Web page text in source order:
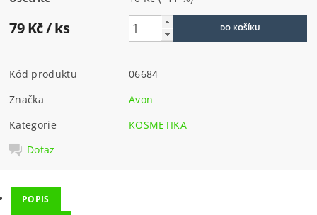
79 Kč/ ks
Kód produktu
06684
Značka
Avon
Kategorie
KOSMETIKA
Dotaz
POPIS